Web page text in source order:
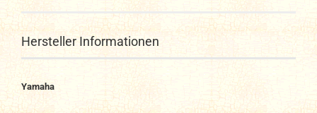
Hersteller Informationen
Yamaha